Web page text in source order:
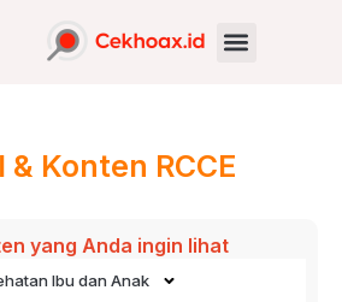
Konten RCCE
yang Anda ingin lihat
Ibu dan Anak